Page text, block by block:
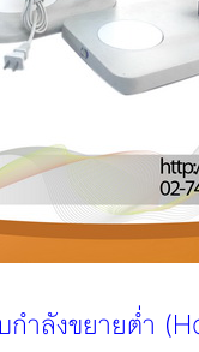
กำลังขยายต่ำ